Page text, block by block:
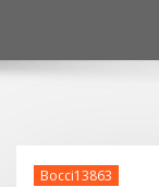
Bocci13863